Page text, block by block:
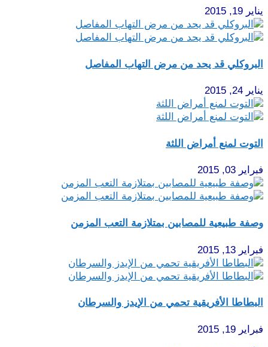
يناير 19, 2015
البروكلي قد يحد من مرض التهاب المفاصل
يناير 24, 2015
التوت لمنع أمراض اللثة
فبراير 03, 2015
وصفة طبيعية للمصابين بمتلازمة التعب المزمن
فبراير 13, 2015
البطاطا الأفريقية تحمي من الإيدز والسرطان
فبراير 19, 2015